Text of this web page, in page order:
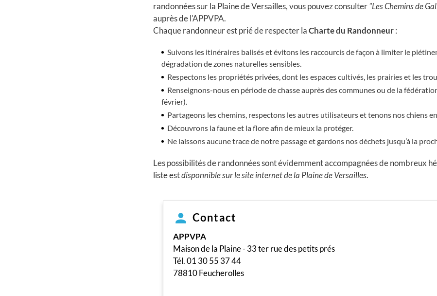
randonnées sur la Plaine de Versailles, vous pouvez consulter"Les Chemins de
auprès de l'APPVPA.
Chaque randonneur est prié de respecter laCharte du Randonneur:
Suivons les itinéraires balisés et évitons les raccourcis de façon à limiter le
dégradation de zones naturelles sensibles.
Respectons les propriétés privées, dont les espaces cultivés, les prairies et les
Renseignons-nous en période de chasse auprès des communes ou de la
février).
Partageons les chemins, respectons les autres utilisateurs et tenons nos chiens en
Découvrons la faune et la flore afin de mieux la protéger.
Ne laissons aucune trace de notre passage et gardons nos déchets jusqu’à la
Les possibilités de randonnées sont évidemment accompagnées de nombreux
liste estdisponnible sur le site internet de la Plaine de Versailles.
Contact
APPVPA
Maison de la Plaine - 33 ter rue des petits prés
Tél. 01 30 55 37 44
78810 Feucherolles